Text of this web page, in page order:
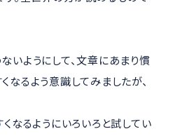
いようにして、文章にあまり慣
るよう意識してみましたが、
なるようにいろいろと試してい